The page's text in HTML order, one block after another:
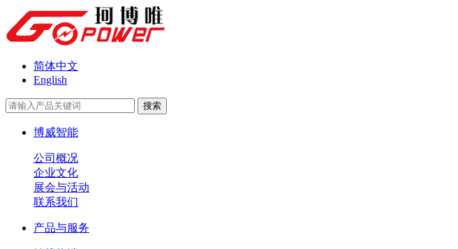
简体中文
English
博威智能
公司概况
企业文化
展会与活动
联系我们
产品与服务